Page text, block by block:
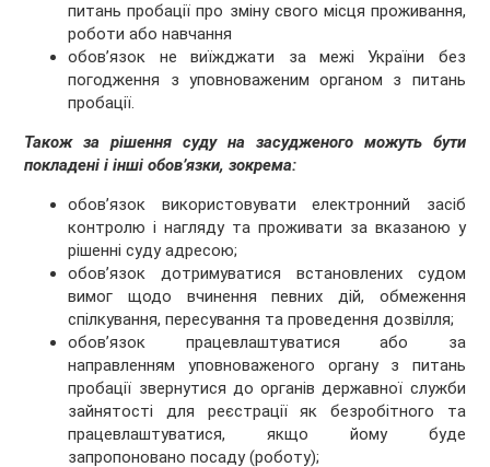
питань пробації про зміну свого місця проживання,
роботи або навчання
обов’язок не виїжджати за межі України без
погодження з уповноваженим органом з питань
пробації.
Також за рішення суду на засудженого можуть бути
покладені і інші обов’язки, зокрема:
обов’язок використовувати електронний засіб
контролю і нагляду та проживати за вказаною у
рішенні суду адресою;
обов’язок дотримуватися встановлених судом
вимог щодо вчинення певних дій, обмеження
спілкування, пересування та проведення дозвілля;
обов’язок працевлаштуватися або за
направленням уповноваженого органу з питань
пробації звернутися до органів державної служби
зайнятості для реєстрації як безробітного та
працевлаштуватися, якщо йому буде
запропоновано посаду (роботу);